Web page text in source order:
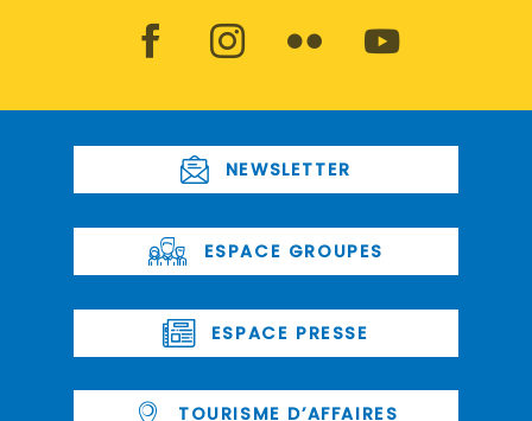
NEWSLETTER
ESPACE GROUPES
ESPACE PRESSE
TOURISME D’AFFAIRES